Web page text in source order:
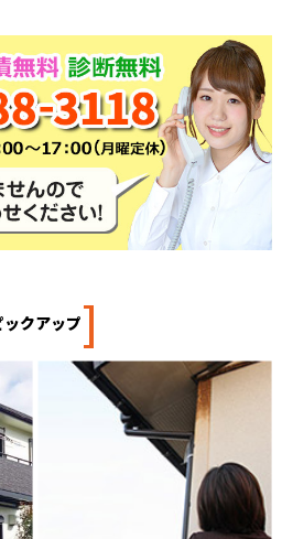
ックアップ]